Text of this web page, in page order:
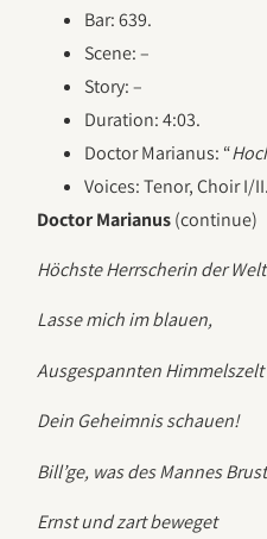
Bar: 639.
Scene: –
Story: –
Duration: 4:03.
Doctor Marianus: “
Voices: Tenor, Choir I/II.
Doctor Marianus(continue)
Höchste Herrscherin der
Lasse mich im blauen,
Ausgespannten Himmelszelt
Dein Geheimnis schauen!
Bill’ge, was des Mannes Brust
Ernst und zart beweget